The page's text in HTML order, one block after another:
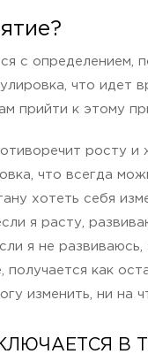
с определением,
что идет
прийти к этому
росту и
что всегда
хотеть себя
я расту,
я не развиваюсь,
получается как
изменить, ни на
В